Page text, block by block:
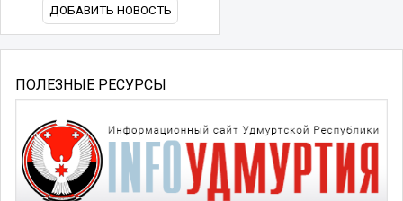
ДОБАВИТЬ НОВОСТЬ
ПОЛЕЗНЫЕ РЕСУРСЫ